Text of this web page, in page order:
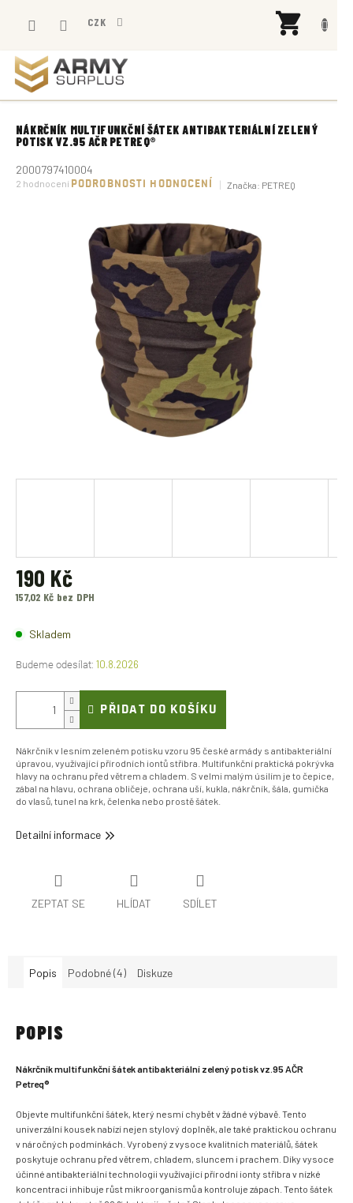
CZK
NÁKRČNÍK MULTIFUNKČNÍ ŠÁTEK ANTIBAKTERIÁLNÍ ZELENÝ
POTISK VZ.95 AČR PETREQ®
2000797410004
Průměrné
2 hodnocení PODROBNOSTI HODNOCENÍ Značka: PETREQ
190 Kč
157,02 Kč bez DPH
cena:Skladem
10.8.2026
PŘIDAT DO KOŠÍKU
Nákrčník v lesním zeleném potisku vzoru 95 české armády s antibakteriální
úpravou, využívající přírodních iontů stříbra. Multifunkční praktická pokrývka
hlavy na ochranu před větrem a chladem. S velmi malým úsilím je to čepice,
zábal na hlavu, ochrana obličeje, ochrana uší, kukla, nákrčník, šála, gumička
do vlasů, tunel na krk, čelenka nebo prostě šátek.
Detailní informace
ZEPTAT SE HLÍDAT SDÍLET
Popis Podobné (4) Diskuze
POPIS
Nákrčník multifunkční šátek antibakteriální zelený potisk vz.95 AČR
Petreq®
Objevte multifunkční šátek, který nesmí chybět v žádné výbavě. Tento
univerzální kousek nabízí nejen stylový doplněk, ale také praktickou ochranu
v náročných podmínkách. Vyrobený z vysoce kvalitních materiálů, šátek
poskytuje ochranu před větrem, chladem, sluncem i prachem. Díky vysoce
účinné antibakteriální technologii využívající přírodní ionty stříbra v nízké
koncentraci inhibuje růst mikroorganismů a kontroluje zápach. Tento šátek